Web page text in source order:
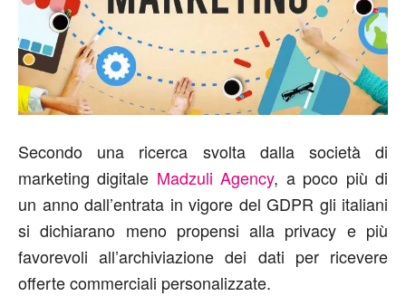
Secondo una ricerca svolta dalla società di
marketing digitale Madzuli Agency, a poco più di
un anno dall’entrata in vigore del GDPR gli italiani
si dichiarano meno propensi alla privacy e più
favorevoli all’archiviazione dei dati per ricevere
offerte commerciali personalizzate.